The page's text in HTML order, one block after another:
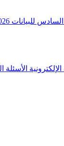
للبيانات 2026
الأسئلة